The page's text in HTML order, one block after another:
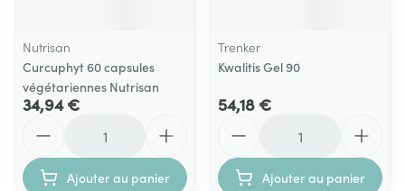
Nutrisan
Curcuphyt 60 capsules
végétariennes Nutrisan
34,94 €
Ajouter au panier
Trenker
Kwalitis Gel 90
54,18 €
Ajouter au panier